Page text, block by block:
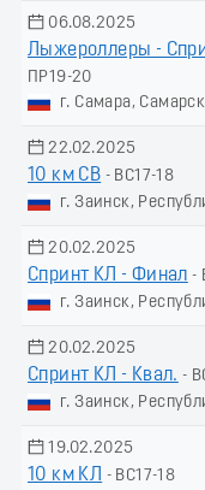
06.08.2025
Лыжероллеры -
ПР19-20
г. Самара,
22.02.2025
10 км СВ - ВС17-18
г. Заинск,
20.02.2025
Спринт КЛ - Финал -
г. Заинск,
20.02.2025
Спринт КЛ - Квал. -
г. Заинск,
19.02.2025
10 км КЛ
- ВС17-18